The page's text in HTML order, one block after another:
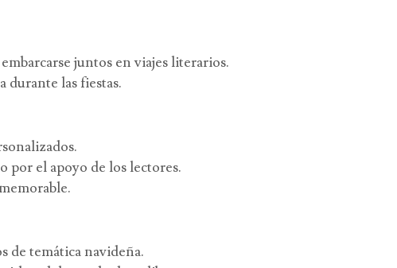
juntos en viajes literarios.
durante las fiestas.
por el apoyo de los lectores.
de temática navideña.